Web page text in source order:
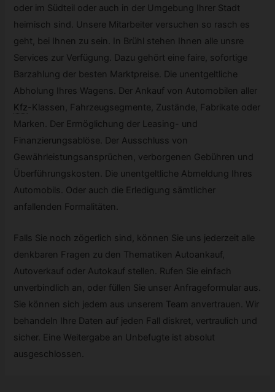
oder im Südteil oder auch in der Umgebung Ihrer Stadt
heimisch sind. Unsere Mitarbeiter versuchen so rasch es
geht, bei Ihnen zu sein. In Brühl stehen Ihnen alle unsre
Services zur Verfügung. Dazu gehört eine faire, sofortige
Barzahlung der besten Marktpreise. Die unentgeltliche
Abholung Ihres Wagens. Der Ankauf von Automobilen aller
Kfz- Klassen, Fahrzeugsegmente, Zustände, Fabrikate oder
Marken. Der Ermöglichung der Leasing- und
Finanzierungsablöse. Der Ausschluss von
Gewährleistungsansprüchen, verborgenen Gebühren und
Überführungskosten. Die unentgeltliche Abmeldung Ihres
Automobils. Oder auch die Erledigung sämtlicher
anfallenden Formalitäten.
Falls Sie noch zögerlich sind, können Sie uns jederzeit alle
denkbaren Fragen zu den Thematiken Autoankauf,
Autoverkauf oder Autokauf stellen. Rufen Sie einfach
unverbindlich an, oder füllen Sie unser Anfrageformular aus.
Sie können sich jedem aus unserem Team anvertrauen. Wir
behandeln Ihre Daten auf jeden Fall diskret, vertraulich und
sicher. Eine Weitergabe an Unbefugte ist absolut
ausgeschlossen.